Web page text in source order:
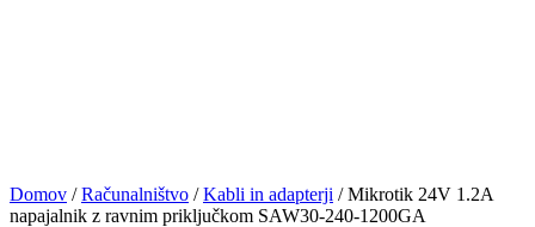
Domov /Računalništvo /Kabli in adapterji / Mikrotik 24V 1.2A
napajalnik z ravnim priključkom SAW30-240-1200GA